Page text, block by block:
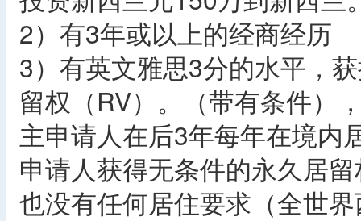
2）有3年或以上的经商经历
3）有英文雅思3分的水平，
留权（RV）。（带有条件）
主申请人在后3年每年在境内
申请人获得无条件的永久居
也没有任何居住要求（全世